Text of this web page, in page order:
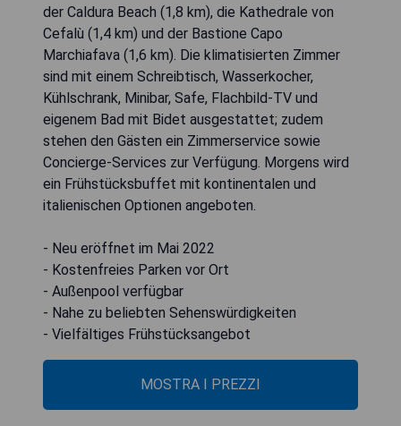
der Caldura Beach (1,8 km), die Kathedrale von
Cefalù (1,4 km) und der Bastione Capo
Marchiafava (1,6 km). Die klimatisierten Zimmer
sind mit einem Schreibtisch, Wasserkocher,
Kühlschrank, Minibar, Safe, Flachbild-TV und
eigenem Bad mit Bidet ausgestattet; zudem
stehen den Gästen ein Zimmerservice sowie
Concierge-Services zur Verfügung. Morgens wird
ein Frühstücksbuffet mit kontinentalen und
italienischen Optionen angeboten.
- Neu eröffnet im Mai 2022
- Kostenfreies Parken vor Ort
- Außenpool verfügbar
- Nahe zu beliebten Sehenswürdigkeiten
- Vielfältiges Frühstücksangebot
MOSTRA I PREZZI